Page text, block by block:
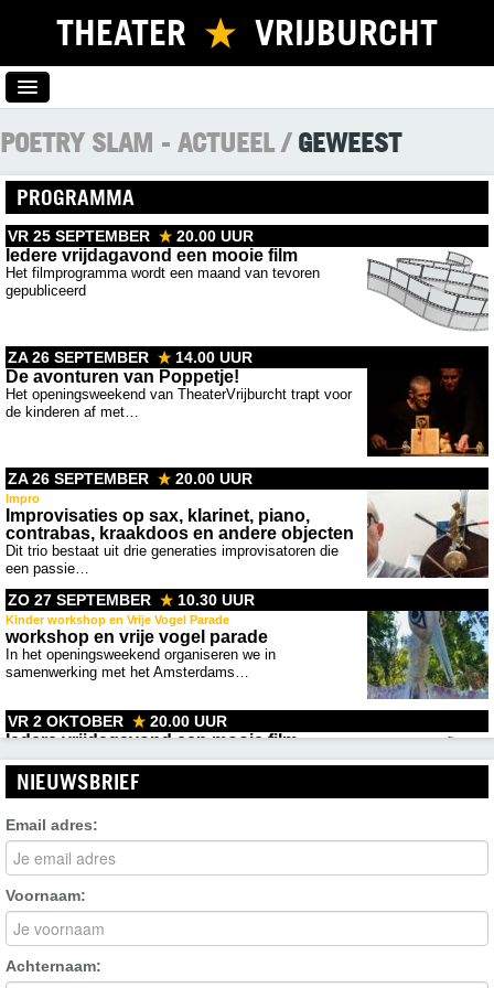
THEATER VRIJBURCHT
HOME
PROGRAMMA
NIEUWSBRIEF
KAARTVERKOOP
LOCATIE
CONTACT
POETRY SLAM - ACTUEEL/ GEWEEST
PROGRAMMA
VR 25 SEPTEMBER 20.00 UUR
Iedere vrijdagavond een mooie film
Het filmprogramma wordt een maand van tevoren
gepubliceerd
ZA 26 SEPTEMBER 14.00 UUR
De avonturen van Poppetje!
Het openingsweekend van TheaterVrijburcht trapt voor
de kinderen af met…
ZA 26 SEPTEMBER 20.00 UUR
Impro
Improvisaties op sax, klarinet, piano,
contrabas, kraakdoos en andere objecten
Dit trio bestaat uit drie generaties improvisatoren die
een passie…
ZO 27 SEPTEMBER 10.30 UUR
Kinder workshop en Vrije Vogel Parade
workshop en vrije vogel parade
In het openingsweekend organiseren we in
samenwerking met het Amsterdams…
VR 2 OKTOBER 20.00 UUR
Iedere vrijdagavond een mooie film
Het filmprogramma wordt een maand van tevoren
gepubliceerd
ZO 4 OKTOBER 15.00 UUR
IJburg Doe je mee
Film, muziek of theater in samenwerking met IJburg
Doe Je…
VR 9 OKTOBER
Iedere vrijdagavond een mooie film
NIEUWSBRIEF
Email adres:
Voornaam:
Achternaam: